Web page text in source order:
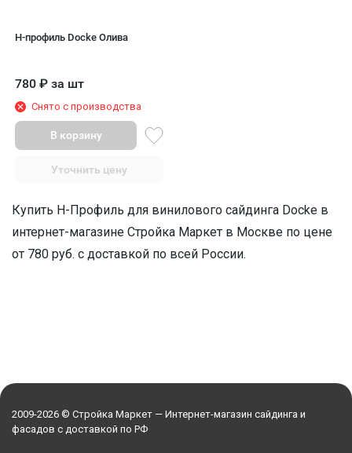
H-профиль Docke Олива
780 ₽ за шт
Снято с производства
В корзину
Уточнить цену
Купить H-Профиль для винилового сайдинга Docke в
интернет-магазине Стройка Маркет в Москве по цене
от 780 руб. с доставкой по всей России.
2009-2026 © Стройка Маркет — Интернет-магазин сайдинга и
фасадов с доставкой по РФ